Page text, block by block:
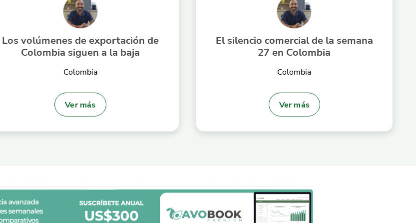
Los volúmenes de exportación de
Colombia siguen a la baja
Colombia
Ver más
El silencio comercial de la semana
27 en Colombia
Colombia
Ver más